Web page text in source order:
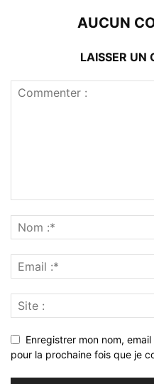
AUCUN
LAISSER UN
Enregistrer mon nom,
pour la prochaine fois que je